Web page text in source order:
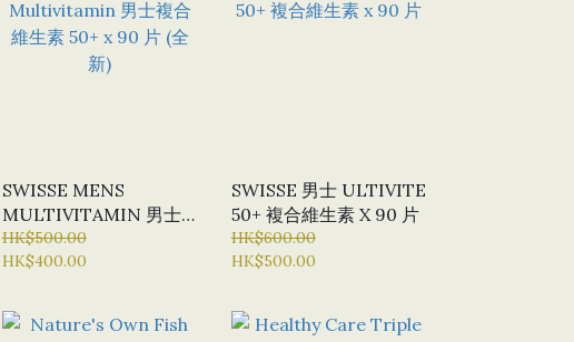
SWISSE MENS
MULTIVITAMIN 男士
複合維生素 50+ X 90 片
(全新)
HK$500.00
HK$400.00
SWISSE 男士 ULTIVITE
50+ 複合維生素 X 90 片
HK$600.00
HK$500.00